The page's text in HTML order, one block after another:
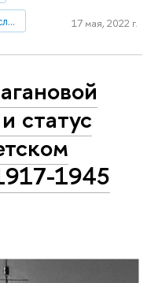
Международная лаборатория исследований русско-европейского интеллектуального диалога
17 мая, 2022 г.
статус
1945